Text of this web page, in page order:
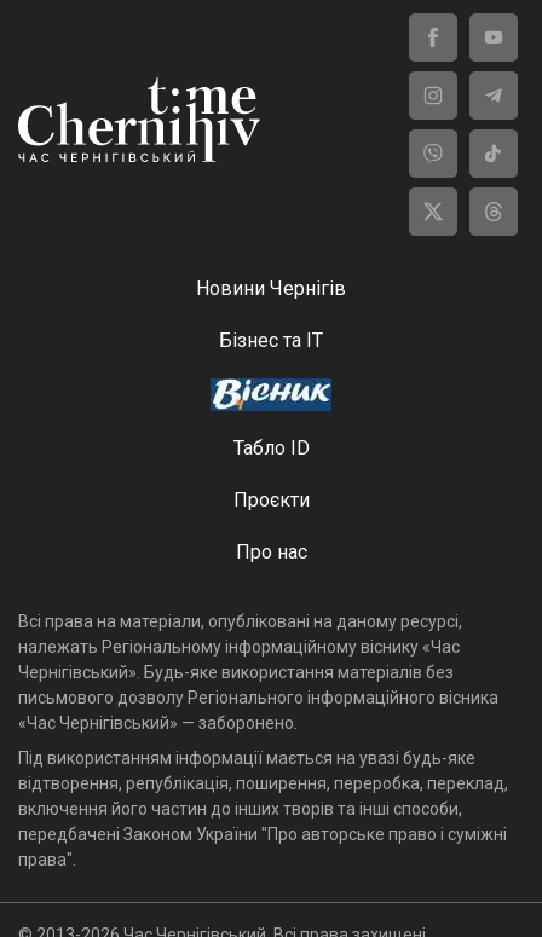
Новини Чернігів
Бізнес та ІТ
Табло ID
Проєкти
Про нас
Всі права на матеріали, опубліковані на даному ресурсі,
належать Регіональному інформаційному віснику «Час
Чернігівський». Будь-яке використання матеріалів без
письмового дозволу Регіонального інформаційного вісника
«Час Чернігівський» — заборонено.
Під використанням інформації мається на увазі будь-яке
відтворення, републікація, поширення, переробка, переклад,
включення його частин до інших творів та інші способи,
передбачені Законом України "Про авторське право і суміжні
права".